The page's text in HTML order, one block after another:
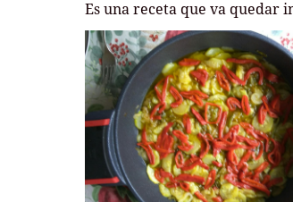
Es una receta que va quedar